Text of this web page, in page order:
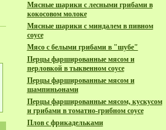
Мясные шарики с лесными грибами в
кокосовом молоке
Мясные шарики с миндалем в пивном
соусе
Мясо с белыми грибами в "шубе"
Перцы фаршированные мясом и
перловкой в тыквенном соусе
Перцы фаршированные мясом и
шампиньонами
Перцы фаршированные мясом, кускусом
и грибами в томатно-грибном соусе
Плов с фрикадельками